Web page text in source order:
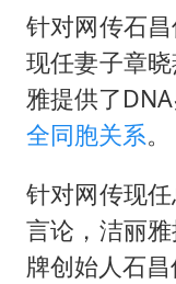
针对网传石
现任妻子章
雅提供了
全同胞关系。
针对网传现
言论，洁丽
牌创始人石